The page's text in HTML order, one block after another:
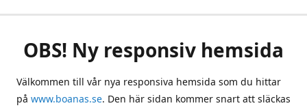
OBS! Ny responsiv hemsida
Välkommen till vår nya responsiva hemsida som du hittar
på www.boanas.se. Den här sidan kommer snart att släckas